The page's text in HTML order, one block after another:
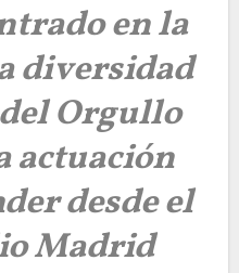
en la
diversidad
Orgullo
actuación
desde el
Madrid